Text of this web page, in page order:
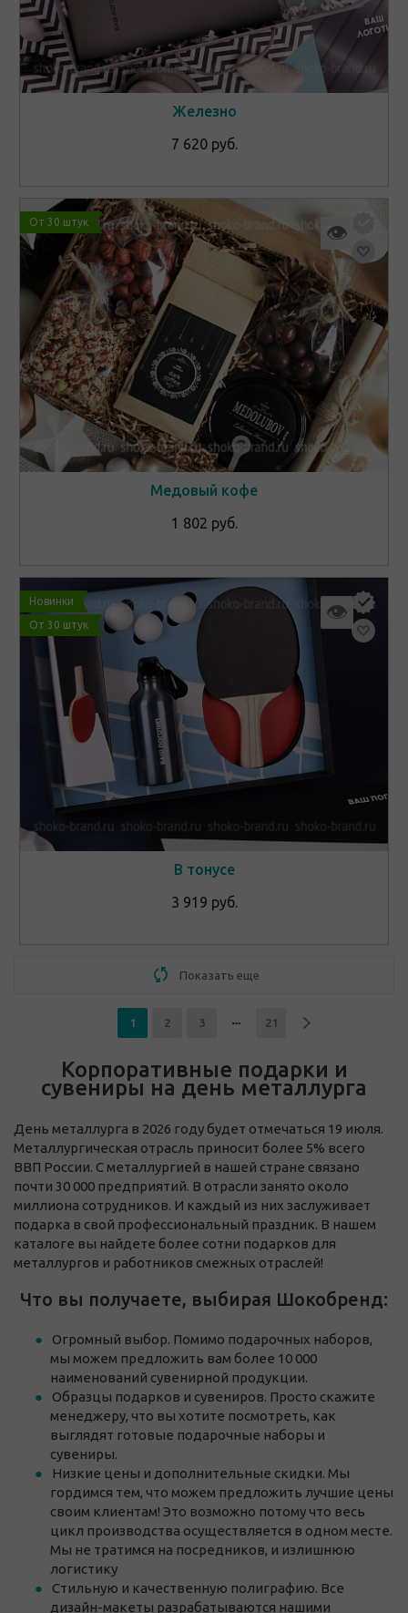
Железно
7 620 руб.
От 30 штук 👁
Медовый кофе
1 802 руб.
Новинки
От 30 штук
👁
В тонусе
3 919 руб.
Показать еще
1 2 3 21
Корпоративные подарки и
сувениры на день металлурга
День металлурга в 2026 году будет отмечаться 19 июля.
Металлургическая отрасль приносит более 5% всего
ВВП России. С металлургией в нашей стране связано
почти 30 000 предприятий. В отрасли занято около
миллиона сотрудников. И каждый из них заслуживает
подарка в свой профессиональный праздник. В нашем
каталоге вы найдете более сотни подарков для
металлургов и работников смежных отраслей!
Что вы получаете, выбирая Шокобренд:
Огромный выбор. Помимо подарочных наборов,
мы можем предложить вам более 10 000
наименований сувенирной продукции.
Образцы подарков и сувениров. Просто скажите
менеджеру, что вы хотите посмотреть, как
выглядят готовые подарочные наборы и
сувениры.
Низкие цены и дополнительные скидки. Мы
гордимся тем, что можем предложить лучшие цены
своим клиентам! Это возможно потому что весь
цикл производства осуществляется в одном месте.
Мы не тратимся на посредников, и излишнюю
логистику
Стильную и качественную полиграфию. Все
дизайн-макеты разрабатываются нашими